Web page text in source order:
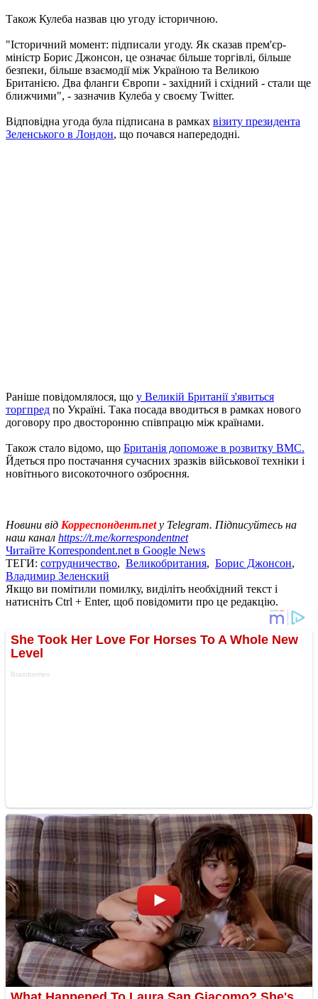
Також Кулеба назвав цю угоду історичною.
"Історичний момент: підписали угоду. Як сказав прем'єр-
міністр Борис Джонсон, це означає більше торгівлі, більше
безпеки, більше взаємодії між Україною та Великою
Британією. Два фланги Європи - західний і східний - стали ще
ближчими", - зазначив Кулеба у своєму Twitter.
Відповідна угода була підписана в рамках візиту президента
Зеленського в Лондон, що почався напередодні.
Раніше повідомлялося, що у Великій Британії з'явиться
торгпред по Україні. Така посада вводиться в рамках нового
договору про двосторонню співпрацю між країнами.
Також стало відомо, що Британія допоможе в розвитку ВМС.
Йдеться про постачання сучасних зразків військової техніки і
новітнього високоточного озброєння.
Новини від Корреспондент.netу Telegram. Підписуйтесь на
наш канал https://t.me/korrespondentnet
Читайте Korrespondent.net в Google News
ТЕГИ: сотрудничество, Великобритания, Борис Джонсон,
Владимир Зеленский
Якщо ви помітили помилку, виділіть необхідний текст і
натисніть Ctrl + Enter, щоб повідомити про це редакцію.